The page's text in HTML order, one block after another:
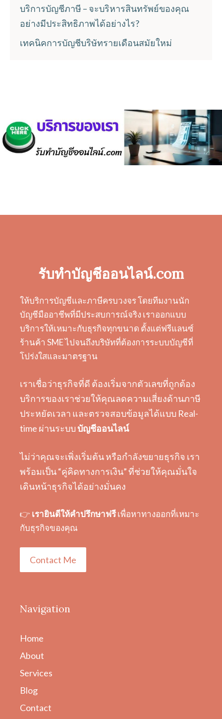
บริการบัญชีภาษี – จะบริหารสินทรัพย์ของคุณ
อย่างมีประสิทธิภาพได้อย่างไร?
เทคนิคการบัญชีบริษัทรายเดือนสมัยใหม่
รับทำบัญชีออนไลน์.com
ให้บริการบัญชีและภาษีครบวงจร โดยทีมงานนัก
บัญชีมืออาชีพที่มีประสบการณ์จริง เราออกแบบ
บริการให้เหมาะกับธุรกิจทุกขนาด ตั้งแต่ฟรีแลนซ์
ร้านค้า SME ไปจนถึงบริษัทที่ต้องการระบบบัญชีที่
โปร่งใสและมาตรฐาน
เราเชื่อว่าธุรกิจที่ดี ต้องเริ่มจากตัวเลขที่ถูกต้อง
บริการของเราช่วยให้คุณลดความเสี่ยงด้านภาษี
ประหยัดเวลา และตรวจสอบข้อมูลได้แบบ Real-
time ผ่านระบบบัญชีออนไลน์
ไม่ว่าคุณจะเพิ่งเริ่มต้น หรือกำลังขยายธุรกิจ เรา
พร้อมเป็น “คู่คิดทางการเงิน” ที่ช่วยให้คุณมั่นใจ
เดินหน้าธุรกิจได้อย่างมั่นคง
👉 เรายินดีให้คำปรึกษาฟรีเพื่อหาทางออกที่เหมาะ
กับธุรกิจของคุณ
Contact Me
Navigation
Home
About
Services
Blog
Contact